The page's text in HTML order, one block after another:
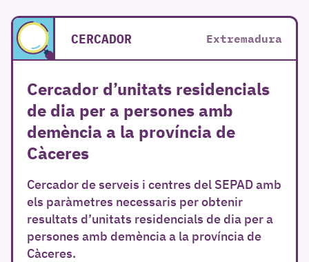
CERCADOR Extremadura
Cercador d’unitats residencials
de dia per a persones amb
demència a la província de
Càceres
Cercador de serveis i centres del SEPAD amb
els paràmetres necessaris per obtenir
resultats d’unitats residencials de dia per a
persones amb demència a la província de
Càceres.